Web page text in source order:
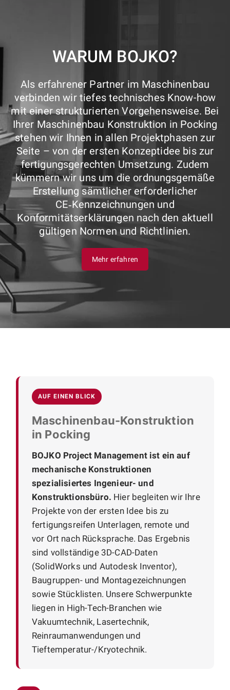
WARUM BOJKO?
Als erfahrener Partner im Maschinenbau
verbinden wir tiefes technisches Know-how
mit einer strukturierten Vorgehensweise. Bei
Ihrer Maschinenbau Konstruktion in Pocking
stehen wir Ihnen in allen Projektphasen zur
Seite – von der ersten Konzeptidee bis zur
fertigungsgerechten Umsetzung. Zudem
kümmern wir uns um die ordnungsgemäße
Erstellung sämtlicher erforderlicher
CE‑Kennzeichnungen und
Konformitätserklärungen nach den aktuell
gültigen Normen und Richtlinien.
Mehr erfahren
AUF EINEN BLICK
Maschinenbau-Konstruktion
in Pocking
BOJKO Project Management ist ein auf
mechanische Konstruktionen
spezialisiertes Ingenieur- und
Konstruktionsbüro. Hier begleiten wir Ihre
Projekte von der ersten Idee bis zu
fertigungsreifen Unterlagen, remote und
vor Ort nach Rücksprache. Das Ergebnis
sind vollständige 3D-CAD-Daten
(SolidWorks und Autodesk Inventor),
Baugruppen- und Montagezeichnungen
sowie Stücklisten. Unsere Schwerpunkte
liegen in High-Tech-Branchen wie
Vakuumtechnik, Lasertechnik,
Reinraumanwendungen und
Tieftemperatur-/Kryotechnik.